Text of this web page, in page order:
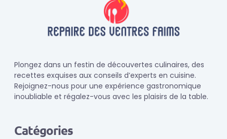
Plongez dans un festin de découvertes culinaires, des
recettes exquises aux conseils d’experts en cuisine.
Rejoignez-nous pour une expérience gastronomique
inoubliable et régalez-vous avec les plaisirs de la table.
Catégories